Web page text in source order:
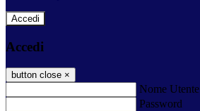
Accedi
Accedi
button close ×
Nome Utente
Password